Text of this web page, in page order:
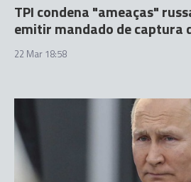
TPI condena "ameaças"
emitir mandado de captura
22 Mar 18:58